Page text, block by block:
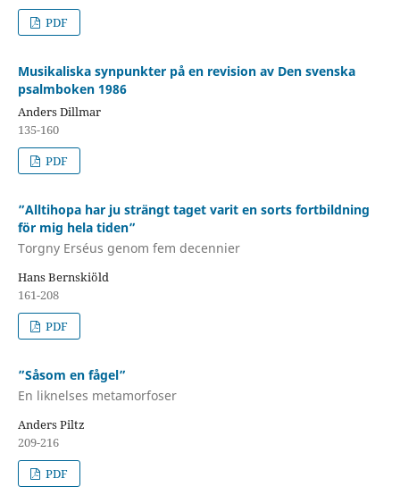
PDF
Musikaliska synpunkter på en revision av Den svenska
psalmboken 1986
Anders Dillmar
135-160
PDF
”Alltihopa har ju strängt taget varit en sorts fortbildning
för mig hela tiden”
Torgny Erséus genom fem decennier
Hans Bernskiöld
161-208
PDF
”Såsom en fågel”
En liknelses metamorfoser
Anders Piltz
209-216
PDF